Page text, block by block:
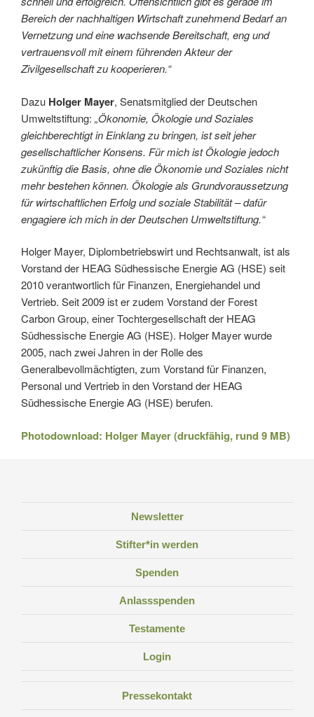
Bereich der nachhaltigen Wirtschaft zunehmend Bedarf an
Vernetzung und eine wachsende Bereitschaft, eng und
vertrauensvoll mit einem führenden Akteur der
Zivilgesellschaft zu kooperieren.“
Dazu Holger Mayer, Senatsmitglied der Deutschen
Umweltstiftung: „Ökonomie, Ökologie und Soziales
gleichberechtigt in Einklang zu bringen, ist seit jeher
gesellschaftlicher Konsens. Für mich ist Ökologie jedoch
zukünftig die Basis, ohne die Ökonomie und Soziales nicht
mehr bestehen können. Ökologie als Grundvoraussetzung
für wirtschaftlichen Erfolg und soziale Stabilität – dafür
engagiere ich mich in der Deutschen Umweltstiftung.“
Holger Mayer, Diplombetriebswirt und Rechtsanwalt, ist als
Vorstand der HEAG Südhessische Energie AG (HSE) seit
2010 verantwortlich für Finanzen, Energiehandel und
Vertrieb. Seit 2009 ist er zudem Vorstand der Forest
Carbon Group, einer Tochtergesellschaft der HEAG
Südhessische Energie AG (HSE). Holger Mayer wurde
2005, nach zwei Jahren in der Rolle des
Generalbevollmächtigten, zum Vorstand für Finanzen,
Personal und Vertrieb in den Vorstand der HEAG
Südhessische Energie AG (HSE) berufen.
Photodownload: Holger Mayer (druckfähig, rund 9 MB)
Newsletter
Stifter*in werden
Spenden
Anlassspenden
Testamente
Login
Pressekontakt